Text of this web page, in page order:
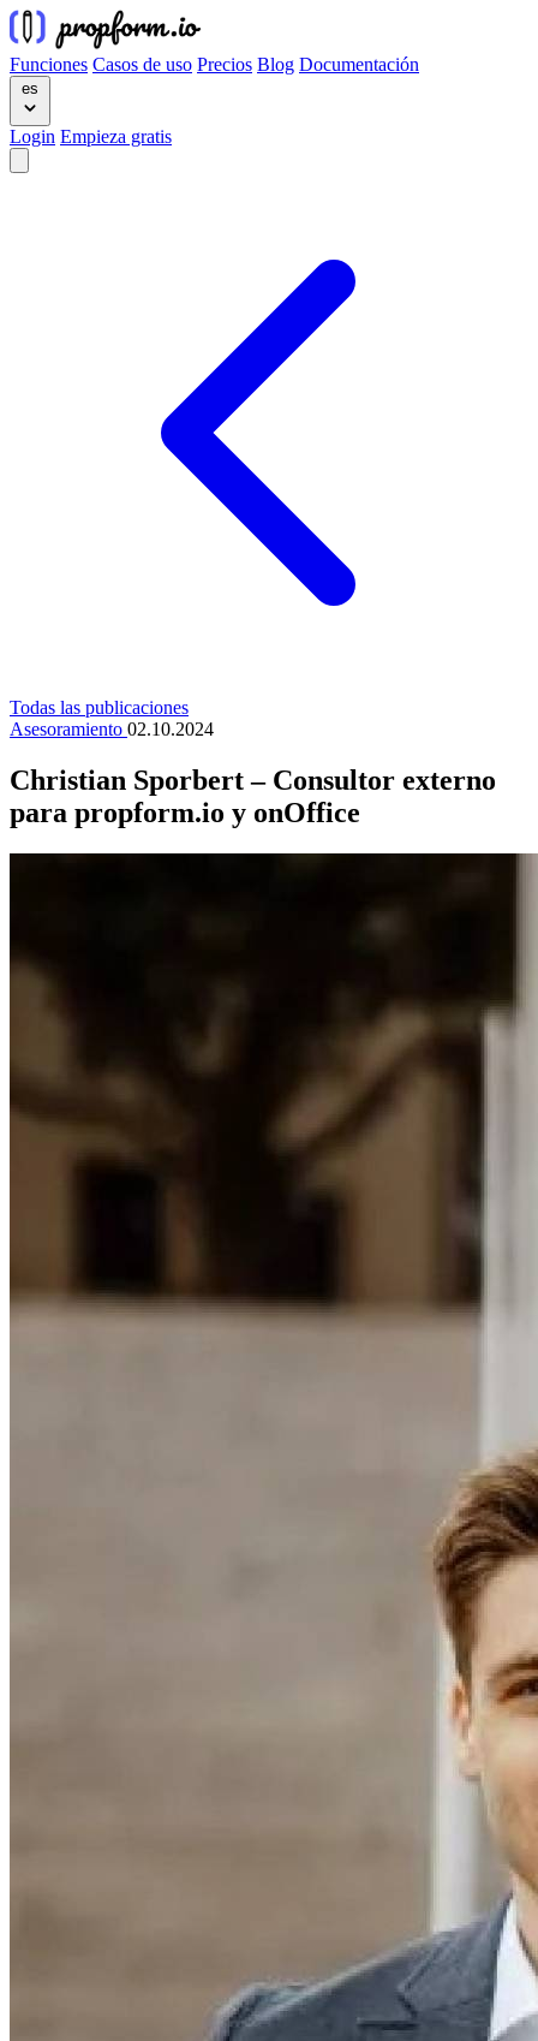
Funciones Casos de uso Precios Blog Documentación
es
Login Empieza gratis
Todas las publicaciones
Asesoramiento 02.10.2024
Christian Sporbert – Consultor externo
para propform.io y onOffice